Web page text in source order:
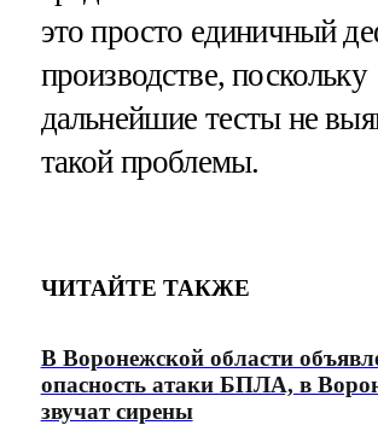
это просто единичный
производстве, поскольку
дальнейшие тесты не
такой проблемы.
ЧИТАЙТЕ ТАКЖЕ
В Воронежской области
опасность атаки БПЛА, в
звучат сирены